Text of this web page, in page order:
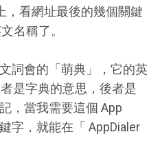
，看網址最後的幾個關鍵
名稱了。
詞會的「萌典」，它的英
是字典的意思，後者是
，當我需要這個 App
字，就能在「 AppDialer